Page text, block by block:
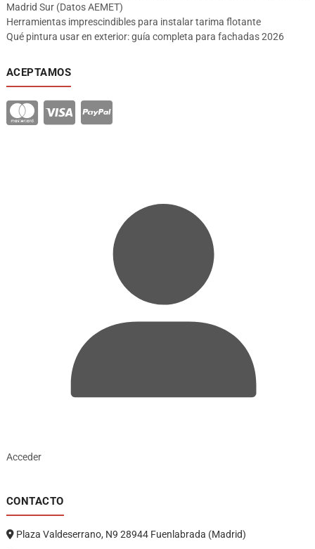
Madrid Sur (Datos AEMET)
Herramientas imprescindibles para instalar tarima flotante
Qué pintura usar en exterior: guía completa para fachadas 2026
ACEPTAMOS
Acceder
CONTACTO
Plaza Valdeserrano, N9 28944 Fuenlabrada (Madrid)